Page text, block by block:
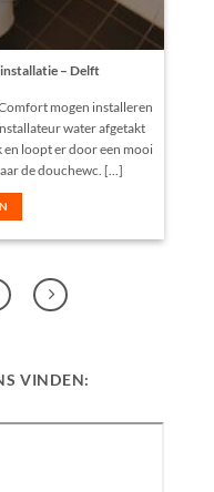
– Delft
mogen installeren
water afgetakt
en loopt er door een mooi
de douchewc. [...]
VINDEN: